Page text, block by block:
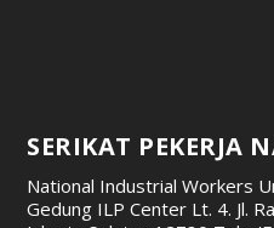
SERIKAT PEKERJA
National Industrial Workers
Gedung ILP Center Lt. 4. Jl.